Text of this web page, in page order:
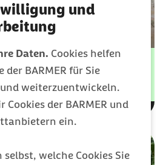
und
Daten. Cookies helfen
der BARMER für Sie
weiterzuentwickeln.
Cookies der BARMER und
ein.
selbst, welche Cookies Sie
finanziell